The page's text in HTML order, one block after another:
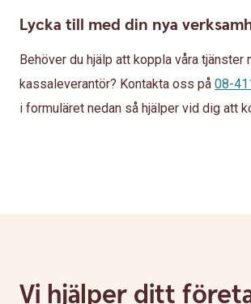
Lycka till med din nya
Behöver du hjälp att koppla våra tjänster
kassaleverantör? Kontakta oss på 08-
i formuläret nedan så hjälper vid dig att
Vi hjälper ditt